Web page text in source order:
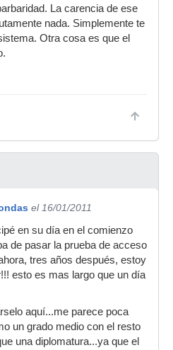
La carencia de ese
nada. Simplemente te
Otra cosa es que el
el 16/01/2011
en su día en el comienzo
de pasar la prueba de acceso
tres años después, estoy
esto es mas largo que un día
aquí...me parece poca
un grado medio con el resto
una diplomatura...ya que el